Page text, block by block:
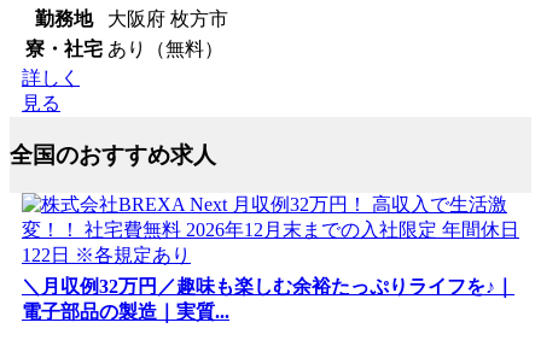
勤務地
大阪府 枚方市
寮・社宅 あり（無料）
詳しく
見る
全国のおすすめ求人
＼月収例32万円／趣味も楽しむ余裕たっぷりライフを♪｜
電子部品の製造｜実質...